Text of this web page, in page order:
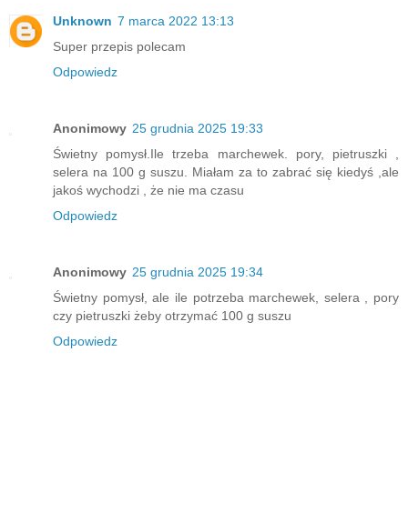
Unknown 7 marca 2022 13:13
Super przepis polecam
Odpowiedz
Anonimowy 25 grudnia 2025 19:33
Świetny pomysł.Ile trzeba marchewek. pory, pietruszki ,
selera na 100 g suszu. Miałam za to zabrać się kiedyś ,ale
jakoś wychodzi , że nie ma czasu
Odpowiedz
Anonimowy 25 grudnia 2025 19:34
Świetny pomysł, ale ile potrzeba marchewek, selera , pory
czy pietruszki żeby otrzymać 100 g suszu
Odpowiedz